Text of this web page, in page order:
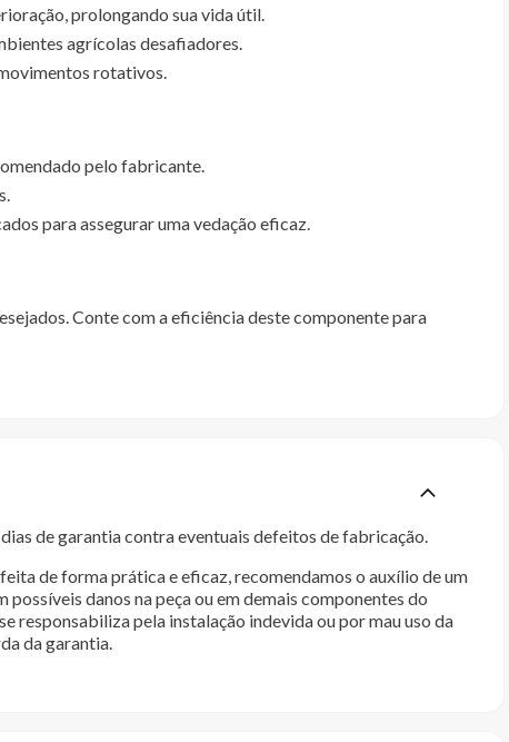
prolongando sua vida útil.
agrícolas desafiadores.
rotativos.
pelo fabricante.
para assegurar uma vedação eficaz.
Conte com a eficiência deste componente para
de garantia contra eventuais defeitos de fabricação.
de forma prática e eficaz, recomendamos o auxílio de um
danos na peça ou em demais componentes do
responsabiliza pela instalação indevida ou por mau uso da
da garantia.